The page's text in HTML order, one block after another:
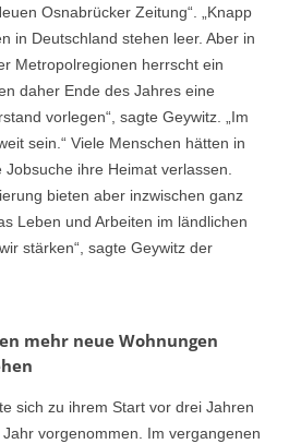
Osnabrücker Zeitung“. „Knapp
in Deutschland stehen leer. Aber in
Metropolregionen herrscht ein
daher Ende des Jahres eine
vorlegen“, sagte Geywitz. „Im
sein.“ Viele Menschen hätten in
ihre Heimat verlassen.
bieten aber inzwischen ganz
Leben und Arbeiten im ländlichen
stärken“, sagte Geywitz der
mehr neue Wohnungen
sich zu ihrem Start vor drei Jahren
vorgenommen. Im vergangenen